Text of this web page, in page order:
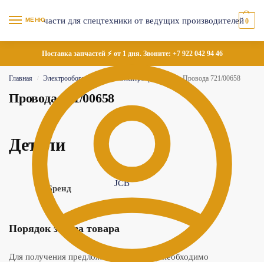
МЕНЮ 0
Поставка запчастей ⚡ от 1 дня. Звоните: +7 922 042 94 46
Главная / Электрооборудование Электропроводка / Провода 721/00658
Провода 721/00658
Детали
Бренд
JCB
Порядок заказа товара
Для получения предложения по товару необходимо